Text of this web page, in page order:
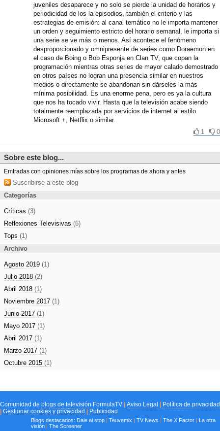
juveniles desaparece y no solo se pierde la unidad de horarios y
periodicidad de los la episodios, también el criterio y las
estrategias de emisión: al canal temático no le importa mantener
un orden y seguimiento estricto del horario semanal, le importa si
una serie se ve más o menos. Así acontece el fenómeno
desproporcionado y omnipresente de series como Doraemon en
el caso de Boing o Bob Esponja en Clan TV, que copan la
programación mientras otras series de mayor calado demostrado
en otros países no logran una presencia similar en nuestros
medios o directamente se abandonan sin dárseles la más
mínima posibilidad. Es una enorme pena, pero es ya la cultura
que nos ha tocado vivir. Hasta que la televisión acabe siendo
totalmente reemplazada por servicios de internet al estilo
Microsoft +, Netflix o similar.
1
0
Sobre este blog...
Emtradas con opiniones mías sobre los programas de ahora y antes
Suscribirse a este blog
Categorías
Críticas (3)
Reflexiones Televisivas (6)
Tops (1)
Archivo
Agosto 2019 (1)
Julio 2018 (2)
Abril 2018 (1)
Noviembre 2017 (1)
Junio 2017 (1)
Mayo 2017 (1)
Abril 2017 (1)
Marzo 2017 (1)
Octubre 2015 (1)
Comunidad de blogs de televisión FormulaTV Aviso Legal
Política de privacidad
Gestionar cookies y privacidad Publicidad
Blogs destacados: Dale al stop | Teuvemix | TV News | The X Factor | La otra
visión | The Screener